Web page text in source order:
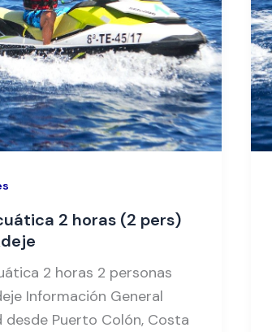
2 horas (2 pers)
2 horas 2 personas
Información General
Puerto Colón, Costa